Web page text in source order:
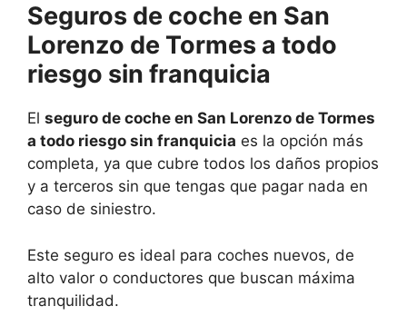
Seguros de coche en San
Lorenzo de Tormes a todo
riesgo sin franquicia
El seguro de coche en San Lorenzo de Tormes
a todo riesgo sin franquicia es la opción más
completa, ya que cubre todos los daños propios
y a terceros sin que tengas que pagar nada en
caso de siniestro.
Este seguro es ideal para coches nuevos, de
alto valor o conductores que buscan máxima
tranquilidad.